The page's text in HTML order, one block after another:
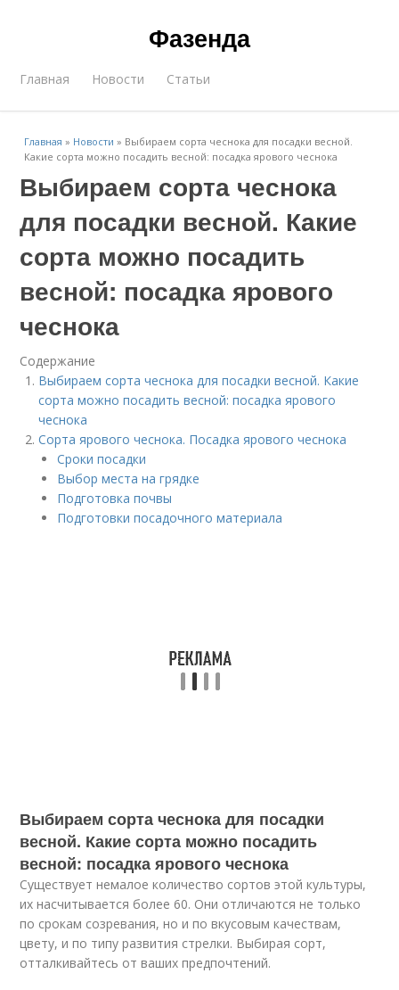
Фазенда
Главная Новости Статьи
Главная » Новости » Выбираем сорта чеснока для посадки весной.
Какие сорта можно посадить весной: посадка ярового чеснока
Выбираем сорта чеснока
для посадки весной. Какие
сорта можно посадить
весной: посадка ярового
чеснока
Содержание
Выбираем сорта чеснока для посадки весной. Какие
сорта можно посадить весной: посадка ярового
чеснока
Сорта ярового чеснока. Посадка ярового чеснока
Сроки посадки
Выбор места на грядке
Подготовка почвы
Подготовки посадочного материала
Выбираем сорта чеснока для посадки
весной. Какие сорта можно посадить
весной: посадка ярового чеснока
Существует немалое количество сортов этой культуры,
их насчитывается более 60. Они отличаются не только
по срокам созревания, но и по вкусовым качествам,
цвету, и по типу развития стрелки. Выбирая сорт,
отталкивайтесь от ваших предпочтений.